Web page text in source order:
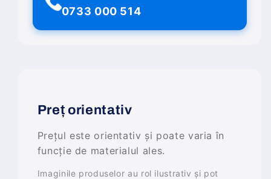
0733 000 514
Preț orientativ
Prețul este orientativ și poate varia în
funcție de materialul ales.
Imaginile produselor au rol ilustrativ și pot